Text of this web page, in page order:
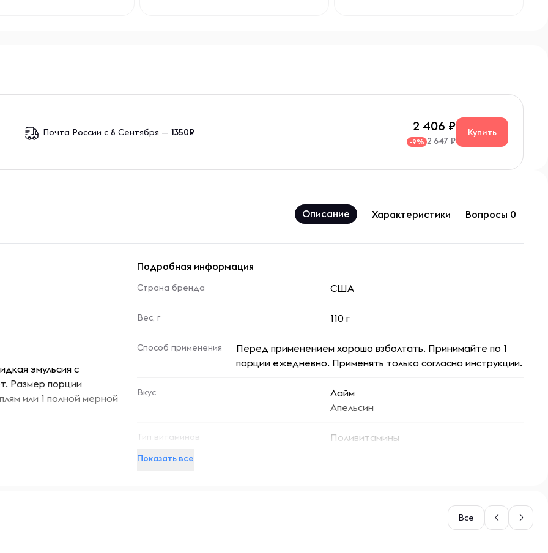
Почта России с 8 Сентября —1350₽ 2 406
-9% 2 647 ₽
Купить
Описание Характеристики Вопросы 0
эмульсия с
Размер порции
или 1 полной мерной
Подробная информация
Страна бренда США
Вес, г 110 г
Способ применения
Перед применением хорошо взболтать. Принимайте по 1
порции ежедневно. Применять только согласно инструкции.
Вкус
Лайм
Апельсин
Тип витаминов Поливитамины
Показать все
Все